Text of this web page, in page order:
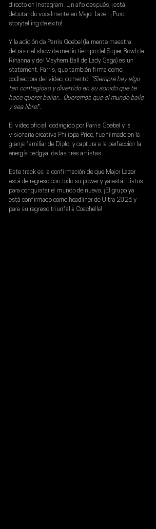
directo en Instagram. Un año después, ¡está
debutando vocalmente en Major Lazer! ¡Puro
storytelling de éxito!
Y la adición de Parris Goebel (la mente maestra
detrás del show de medio tiempo del Super Bowl de
Rihanna y del Mayhem Ball de Lady Gaga) es un
statement. Parris, que también firma como
codirectora del video, comentó: "Siempre hay algo
tan contagioso y divertido en su sonido que te
hace querer bailar... Queremos que el mundo baile
y sea libre!".
El video oficial, codirigido por Parris Goebel y la
visionaria creativa Philippa Price, fue filmado en la
granja familiar de Diplo, y captura a la perfección la
energía badgyal de las tres artistas.
Este track es la confirmación de que Major Lazer
está de regreso con todo su power y ya están listos
para conquistar el mundo de nuevo. ¡El grupo ya
está confirmado como headliner de Ultra 2026 y
para su regreso triunfal a Coachella!